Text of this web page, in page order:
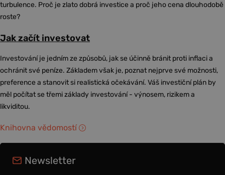
turbulence. Proč je zlato dobrá investice a proč jeho cena dlouhodobě
roste?
Jak začít investovat
Investování je jedním ze způsobů, jak se účinně bránit proti inflaci a
ochránit své peníze. Základem však je, poznat nejprve své možnosti,
preference a stanovit si realistická očekávání. Váš investiční plán by
měl počítat se třemi základy investování - výnosem, rizikem a
likviditou.
Knihovna vědomostí
Newsletter